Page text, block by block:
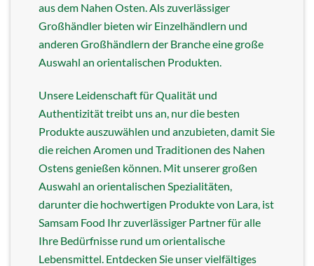
aus dem Nahen Osten. Als zuverlässiger
Großhändler bieten wir Einzelhändlern und
anderen Großhändlern der Branche eine große
Auswahl an orientalischen Produkten.
Unsere Leidenschaft für Qualität und
Authentizität treibt uns an, nur die besten
Produkte auszuwählen und anzubieten, damit Sie
die reichen Aromen und Traditionen des Nahen
Ostens genießen können. Mit unserer großen
Auswahl an orientalischen Spezialitäten,
darunter die hochwertigen Produkte von Lara, ist
Samsam Food Ihr zuverlässiger Partner für alle
Ihre Bedürfnisse rund um orientalische
Lebensmittel. Entdecken Sie unser vielfältiges